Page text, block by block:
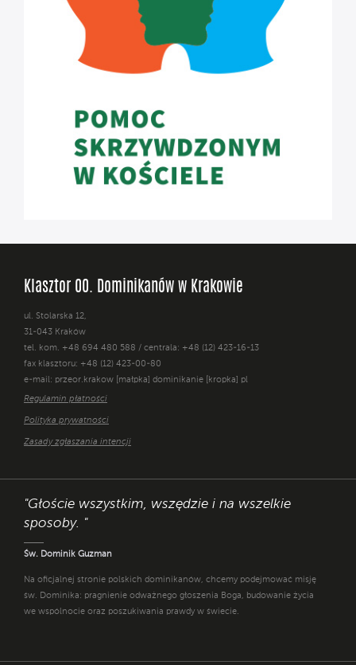
Klasztor OO. Dominikanów w Krakowie
ul. Stolarska 12,
31-043 Kraków
tel. kom. +48 694 480 588 / centrala: +48 (12) 423-16-13
fax klasztoru: +48 (12) 423-00-80
e-mail: przeor.krakow [małpka] dominikanie [kropka] pl
Regulamin płatności
Polityka prywatności
Zasady zgłaszania intencji
"Głoście wszystkim, wszędzie i na wszelkie
sposoby. "
Św. Dominik Guzman
Na oficjalnej stronie polskich dominikanów, chcemy podejmować misję
św. Dominika: pragnienie odważnego głoszenia Boga, budowanie życia
we wspólnocie oraz poszukiwania prawdy w świecie.